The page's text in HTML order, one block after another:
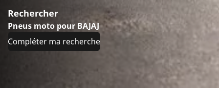
Rechercher
Pneus moto pour BAJAJ
Compléter ma recherche